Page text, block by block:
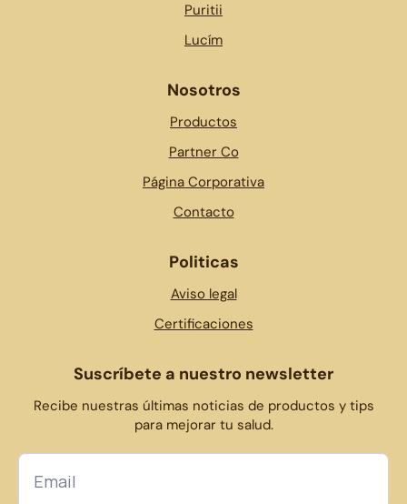
Puritii
Lucím
Nosotros
Productos
Partner Co
Página Corporativa
Contacto
Politicas
Aviso legal
Certificaciones
Suscríbete a nuestro newsletter
Recibe nuestras últimas noticias de productos y tips
para mejorar tu salud.